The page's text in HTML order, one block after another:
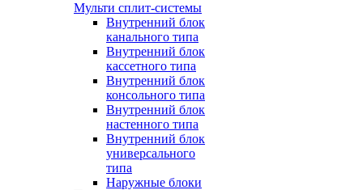
Мульти сплит-системы
Внутренний блок
канального типа
Внутренний блок
кассетного типа
Внутренний блок
консольного типа
Внутренний блок
настенного типа
Внутренний блок
универсального
типа
Наружные блоки